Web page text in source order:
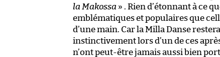
la Makossa » . Rien d’étonnant à ce
emblématiques et populaires que
d’une main. Car la Milla Danse
instinctivement lors d’un de ces
n’ont peut-être jamais aussi bien